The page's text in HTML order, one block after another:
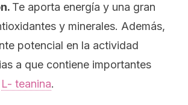
Te aporta energía y una gran
y minerales. Además,
potencial en la actividad
a que contiene importantes
L- teanina.